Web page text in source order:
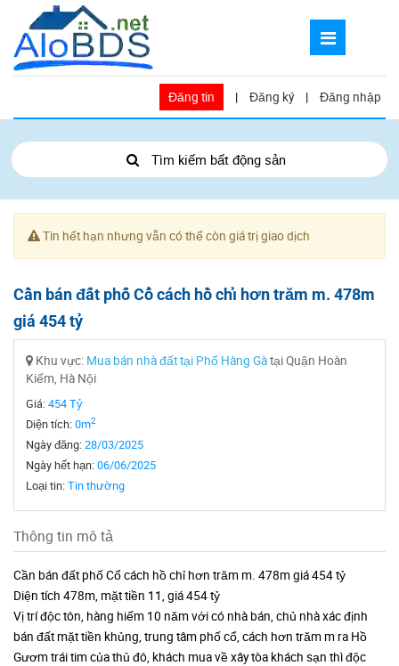
Đăng tin | Đăng ký | Đăng nhập
Tìm kiếm bất động sản
Tin hết hạn nhưng vẫn có thể còn giá trị giao dịch
Cần bán đất phố Cổ cách hồ chỉ hơn trăm m. 478m
giá 454 tỷ
Khu vực: Mua bán nhà đất tại Phố Hàng Gàtại Quận Hoàn
Kiếm, Hà Nội
Giá:454 Tỷ
Diện tích:0m2
Ngày đăng:28/03/2025
Ngày hết hạn:06/06/2025
Loại tin:Tin thường
Thông tin mô tả
Cần bán đất phố Cổ cách hồ chỉ hơn trăm m. 478m giá 454 tỷ
Diện tích 478m, mặt tiền 11, giá 454 tỷ
Vị trí độc tôn, hàng hiếm 10 năm với có nhà bán, chủ nhà xác định
bán đất mặt tiền khủng, trung tâm phố cổ, cách hơn trăm m ra Hồ
Gươm trái tim của thủ đô, khách mua về xây tòa khách sạn thì độc